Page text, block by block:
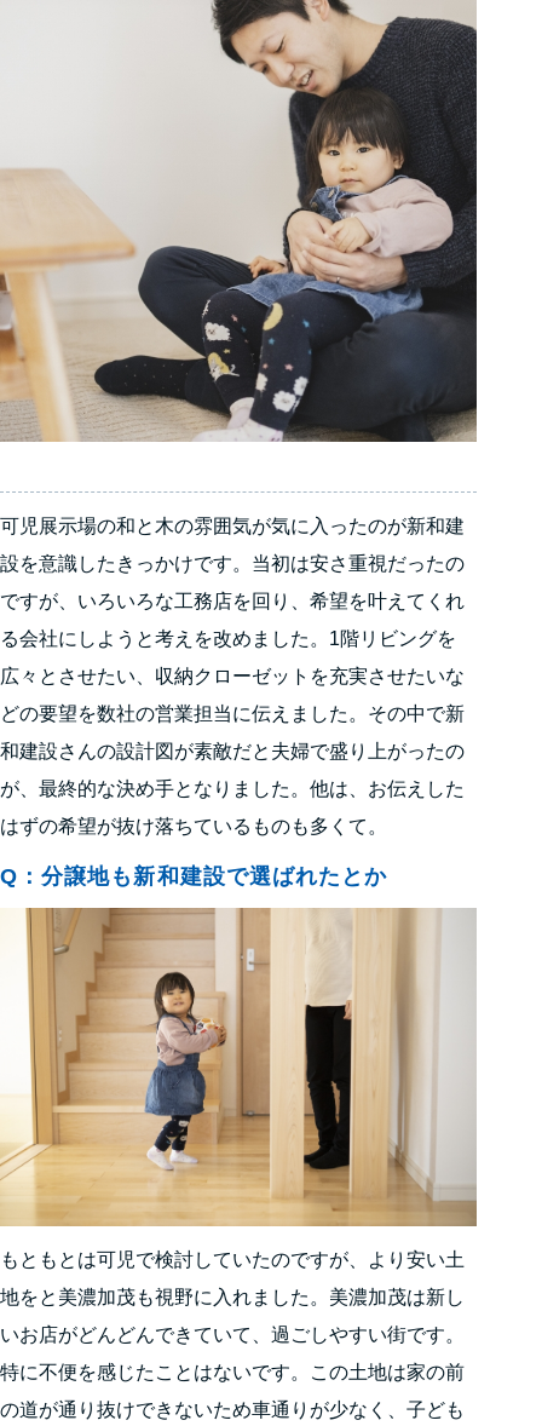
可児展示場の和と木の雰囲気が気に入ったのが新和建
設を意識したきっかけです。当初は安さ重視だったの
ですが、いろいろな工務店を回り、希望を叶えてくれ
る会社にしようと考えを改めました。1階リビングを
広々とさせたい、収納クローゼットを充実させたいな
どの要望を数社の営業担当に伝えました。その中で新
和建設さんの設計図が素敵だと夫婦で盛り上がったの
が、最終的な決め手となりました。他は、お伝えした
はずの希望が抜け落ちているものも多くて。
Q：分譲地も新和建設で選ばれたとか
もともとは可児で検討していたのですが、より安い土
地をと美濃加茂も視野に入れました。美濃加茂は新し
いお店がどんどんできていて、過ごしやすい街です。
特に不便を感じたことはないです。この土地は家の前
の道が通り抜けできないため車通りが少なく、子ども